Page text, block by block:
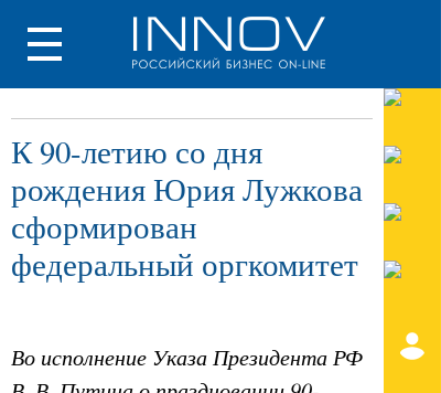
К 90-летию со дня
рождения Юрия Лужкова
сформирован
федеральный оргкомитет
Во исполнение Указа Президента РФ